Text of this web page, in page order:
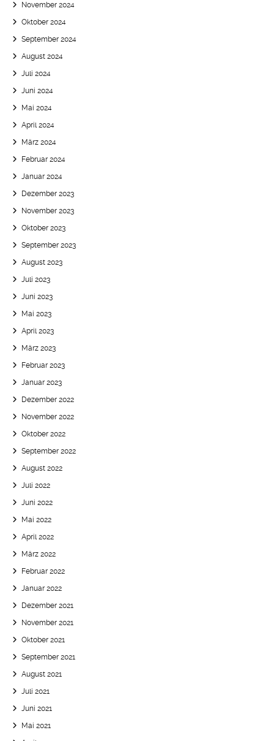
November 2024
Oktober 2024
September 2024
August 2024
Juli 2024
Juni 2024
Mai 2024
April 2024
März 2024
Februar 2024
Januar 2024
Dezember 2023
November 2023
Oktober 2023
September 2023
August 2023
Juli 2023
Juni 2023
Mai 2023
April 2023
März 2023
Februar 2023
Januar 2023
Dezember 2022
November 2022
Oktober 2022
September 2022
August 2022
Juli 2022
Juni 2022
Mai 2022
April 2022
März 2022
Februar 2022
Januar 2022
Dezember 2021
November 2021
Oktober 2021
September 2021
August 2021
Juli 2021
Juni 2021
Mai 2021